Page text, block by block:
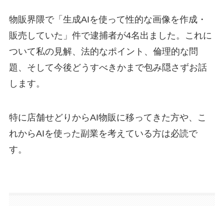
物販界隈で「生成AIを使って性的な画像を作成・
販売していた」件で逮捕者が4名出ました。これに
ついて私の見解、法的なポイント、倫理的な問
題、そして今後どうすべきかまで包み隠さずお話
します。
特に店舗せどりからAI物販に移ってきた方や、こ
れからAIを使った副業を考えている方は必読で
す。